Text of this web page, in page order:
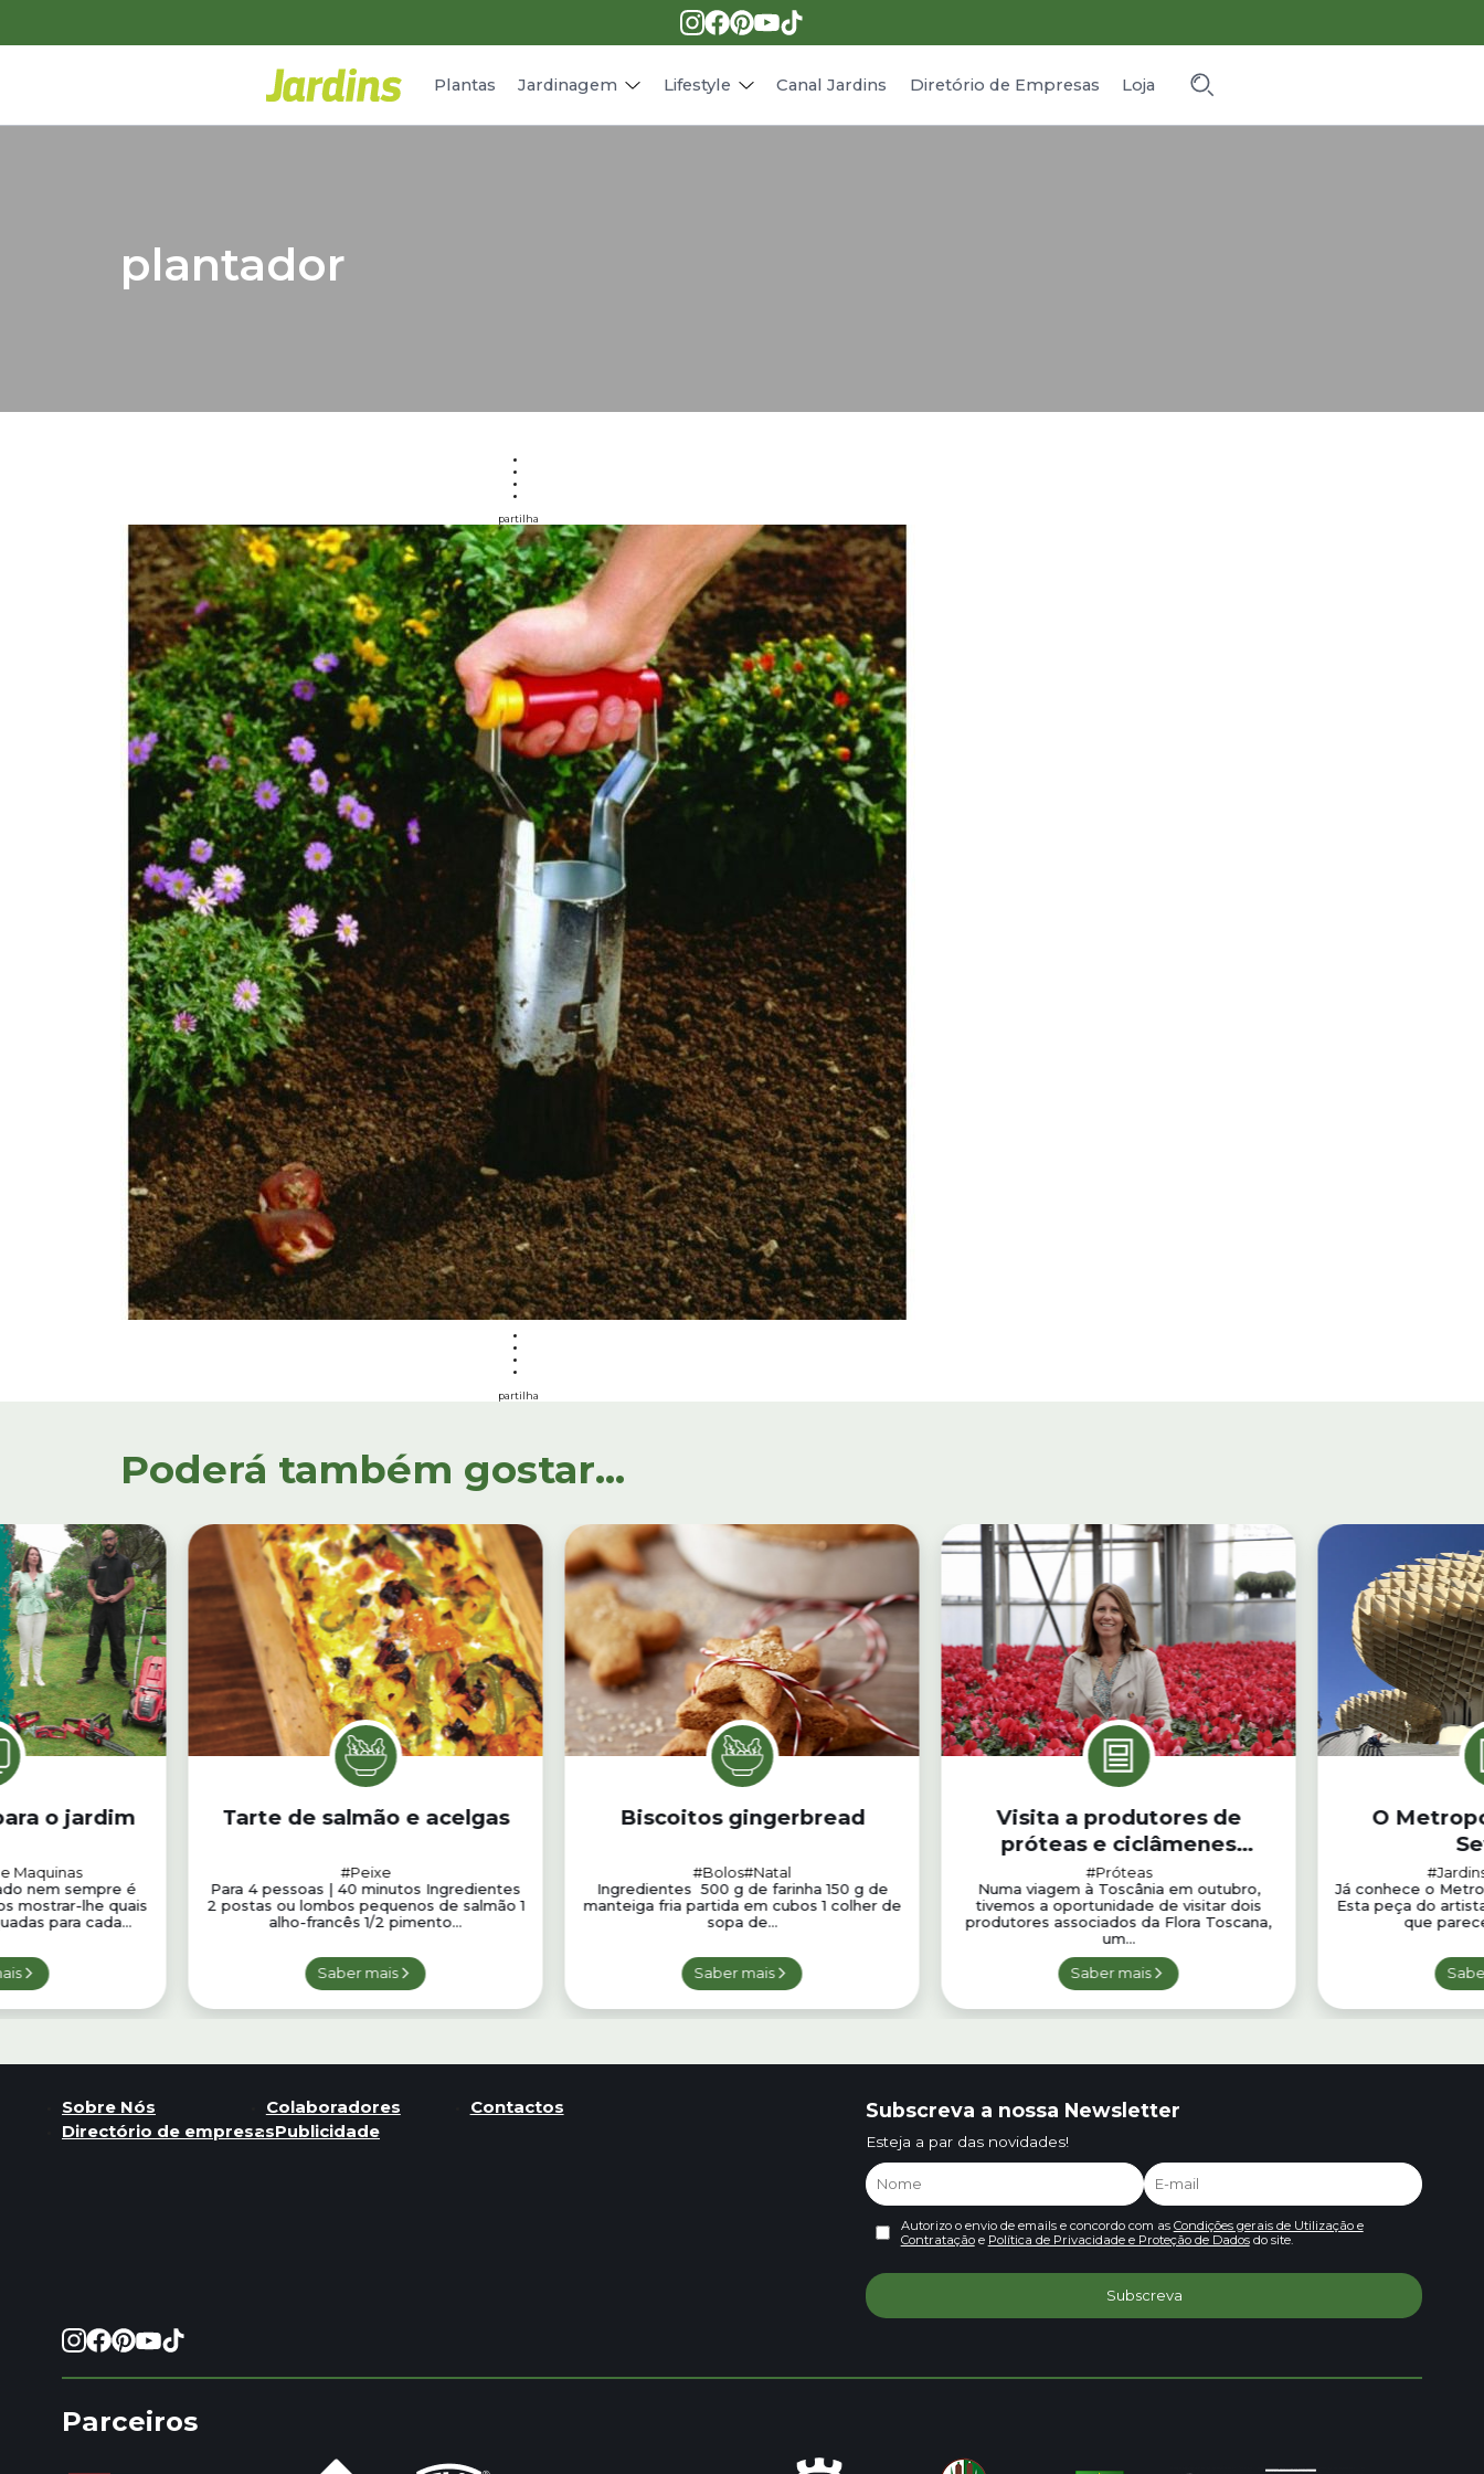
Plantas Jardinagem Lifestyle
Receitas
Canal Jardins Diretório de Empresas Loja
plantador
partilha
partilha
Poderá também gostar...
o jardim
Maquinas
nem sempre é
mostrar-lhe quais
para cada...
Tarte de salmão e acelgas
#Peixe
Para 4 pessoas | 40 minutos Ingredientes
2 postas ou lombos pequenos de salmão 1
alho-francês 1/2 pimento...
Saber mais
Biscoitos gingerbread
#Bolos#Natal
Ingredientes 500 g de farinha 150 g de
manteiga fria partida em cubos 1 colher de
sopa de...
Saber mais
Visita a produtores de
próteas e ciclâmenes
associadas da Flora Toscana
#Próteas
Numa viagem à Toscânia em outubro,
tivemos a oportunidade de visitar dois
produtores associados da Flora Toscana,
um...
Saber mais
O
Já conhece o
Esta peça do
que
Sobre Nós Colaboradores
Contactos
Directório de empresasPublicidade
Subscreva a nossa Newsletter
Esteja a par das novidades!
Autorizo o envio de emails e concordo com as Condições gerais de Utilização e
Contrataçãoe Política de Privacidade e Proteção de Dadosdo site.
Parceiros